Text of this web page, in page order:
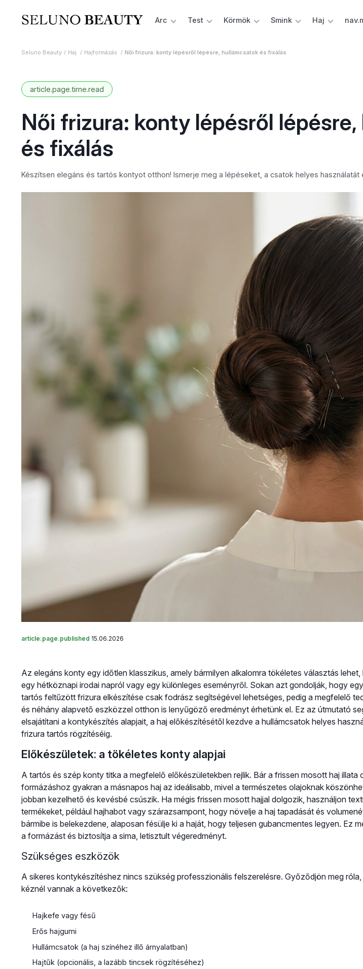
Arc Test Körmök Smink Haj
Seluno Beauty Haj Hajformázás Női frizura: konty lépésről lépésre, hullámcsatok és fixálás
article.page.time.read
Női frizura: konty lépésről
és fixálás
Készítsen elegáns és tartós kontyot otthon! Ismerje meg a lépéseket, a csatok helyes
article.page.published 15.06.2026
Az elegáns konty egy időtlen klasszikus, amely bármilyen alkalomra tökéletes választás
egy hétköznapi irodai napról vagy egy különleges eseményről. Sokan azt gondolják, hogy
tartós feltűzött frizura elkészítése csak fodrász segítségével lehetséges, pedig a megfelelő
és néhány alapvető eszközzel otthon is lenyűgöző eredményt érhetünk el. Ez az útmutató
elsajátítani a kontykészítés alapjait, a haj előkészítésétől kezdve a hullámcsatok helyes
frizura tartós rögzítéséig.
Előkészületek: a tökéletes konty alapjai
A tartós és szép konty titka a megfelelő előkészületekben rejlik. Bár a frissen mosott haj illata
formázáshoz gyakran a másnapos haj az ideálisabb, mivel a természetes olajoknak
jobban kezelhető és kevésbé csúszik. Ha mégis frissen mosott hajjal dolgozik, használjon
termékeket, például hajhabot vagy szárazsampont, hogy növelje a haj tapadását és
bármibe is belekezdene, alaposan fésülje ki a haját, hogy teljesen gubancmentes legyen. Ez
a formázást és biztosítja a sima, letisztult végeredményt.
Szükséges eszközök
A sikeres kontykészítéshez nincs szükség professzionális felszerelésre. Győződjön meg
kéznél vannak a következők:
Hajkefe vagy fésű
Erős hajgumi
Hullámcsatok (a haj színéhez illő árnyalatban)
Hajtűk (opcionális, a lazább tincsek rögzítéséhez)